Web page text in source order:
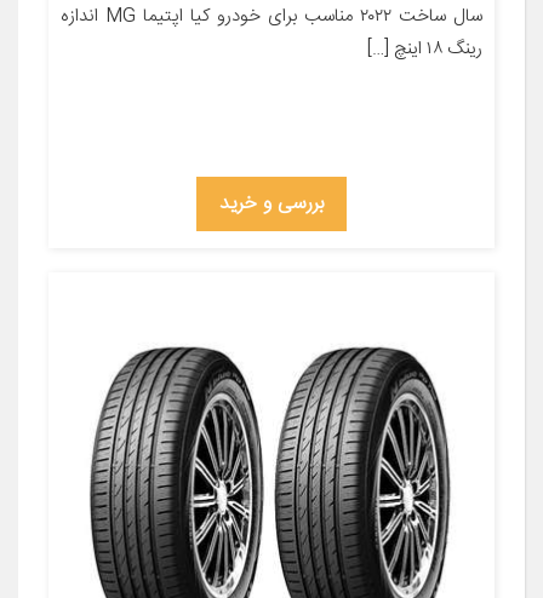
سال ساخت ۲۰۲۲ مناسب برای خودرو کیا اپتیما MG اندازه
رینگ ۱۸ اینچ […]
بررسی و خرید